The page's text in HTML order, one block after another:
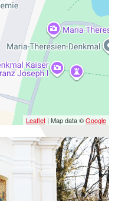
Leaflet | Map data ©Google